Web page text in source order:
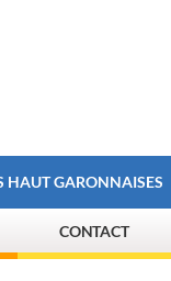
HAUT GARONNAISES
CONTACT